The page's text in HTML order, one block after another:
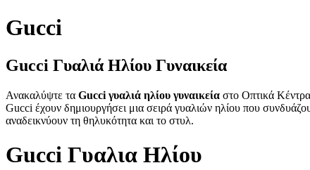
Gucci
Gucci Γυαλιά Ηλίου Γυναικεία
Ανακαλύψτε τα Gucci γυαλιά ηλίου γυναικεία στο Οπτικά
Gucci έχουν δημιουργήσει μια σειρά γυαλιών ηλίου που
αναδεικνύουν τη θηλυκότητα και το στυλ.
Gucci Γυαλια Ηλίου